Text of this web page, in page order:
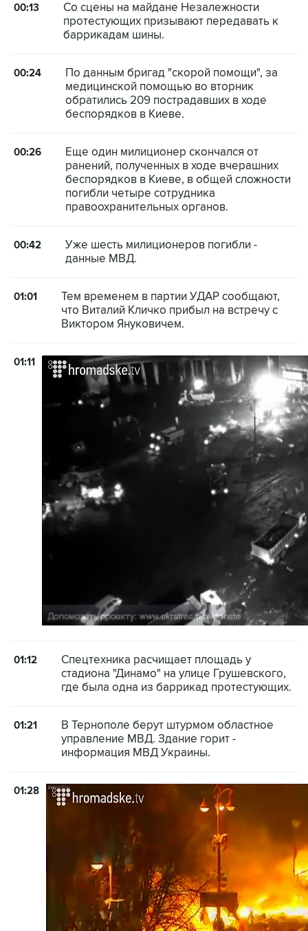
00:13
Со сцены на майдане Незалежности
протестующих призывают передавать к
баррикадам шины.
00:24
По данным бригад "скорой помощи", за
медицинской помощью во вторник
обратились 209 пострадавших в ходе
беспорядков в Киеве.
00:26
Еще один милиционер скончался от
ранений, полученных в ходе вчерашних
беспорядков в Киеве, в общей сложности
погибли четыре сотрудника
правоохранительных органов.
00:42
Уже шесть милиционеров погибли -
данные МВД.
01:01
Тем временем в партии УДАР сообщают,
что Виталий Кличко прибыл на встречу с
Виктором Януковичем.
01:11
01:12
Спецтехника расчищает площадь у
стадиона "Динамо" на улице Грушевского,
где была одна из баррикад протестующих.
01:21
В Тернополе берут штурмом областное
управление МВД. Здание горит -
информация МВД Украины.
01:28